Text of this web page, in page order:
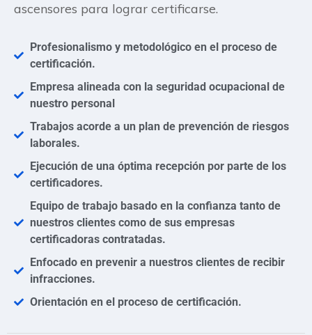
ascensores para lograr certificarse.
Profesionalismo y metodológico en el proceso de
certificación.
Empresa alineada con la seguridad ocupacional de
nuestro personal
Trabajos acorde a un plan de prevención de riesgos
laborales.
Ejecución de una óptima recepción por parte de los
certificadores.
Equipo de trabajo basado en la confianza tanto de
nuestros clientes como de sus empresas
certificadoras contratadas.
Enfocado en prevenir a nuestros clientes de recibir
infracciones.
Orientación en el proceso de certificación.